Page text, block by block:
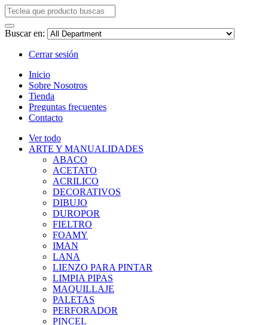
Buscar en:
Cerrar sesión
Inicio
Sobre Nosotros
Tienda
Preguntas frecuentes
Contacto
Ver todo
ARTE Y MANUALIDADES
ABACO
ACETATO
ACRILICO
DECORATIVOS
DIBUJO
DUROPOR
FIELTRO
FOAMY
IMAN
LANA
LIENZO PARA PINTAR
LIMPIA PIPAS
MAQUILLAJE
PALETAS
PERFORADOR
PINCEL